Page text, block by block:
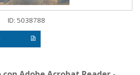
ID: 5038788